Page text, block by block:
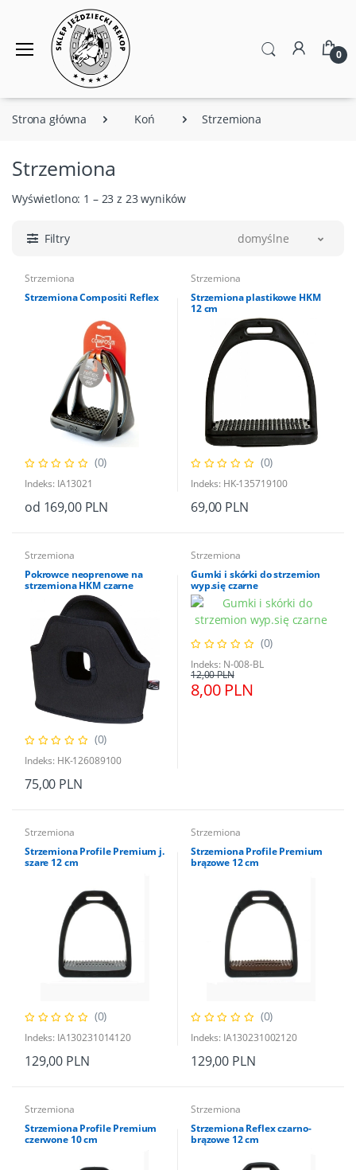
0
Strona główna Koń Strzemiona
Strzemiona
Wyświetlono: 1 – 23 z 23 wyników
Filtry domyślne
Strzemiona
Strzemiona Compositi Reflex
(0)
Indeks: IA13021
od 169,00 PLN
Strzemiona
Strzemiona plastikowe HKM
12 cm
(0)
Indeks: HK-135719100
69,00 PLN
Strzemiona
Pokrowce neoprenowe na
strzemiona HKM czarne
(0)
Indeks: HK-126089100
75,00 PLN
Strzemiona
Gumki i skórki do strzemion
wyp.się czarne
(0)
Indeks: N-008-BL
8,00 PLN
12,00 PLN
Strzemiona
Strzemiona Profile Premium j.
szare 12 cm
(0)
Indeks: IA130231014120
129,00 PLN
Strzemiona
Strzemiona Profile Premium
brązowe 12 cm
(0)
Indeks: IA130231002120
129,00 PLN
Strzemiona
Strzemiona Profile Premium
czerwone 10 cm
Strzemiona
Strzemiona Reflex czarno-
brązowe 12 cm